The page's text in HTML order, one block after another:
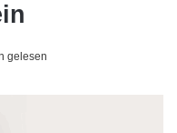
gelesen